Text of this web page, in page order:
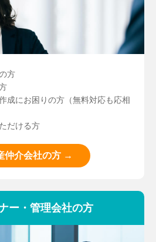
方
成にお困りの方（無料対応も応相
だける方
仲介会社の方 →
ー・管理会社の方